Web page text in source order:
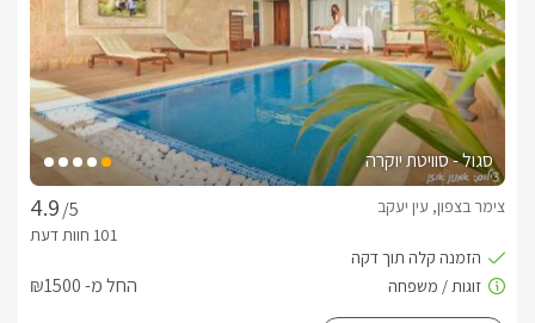
מראש ותוספת תשלום.
ארוחות
בתיאום והזמנה מראש ניתן להזמין ארוחת בוקר לצימר על ידי שף
סגול - סוויטת יוקרה
/5
צימר בצפון, עין יעקב
החל מ- ₪1500